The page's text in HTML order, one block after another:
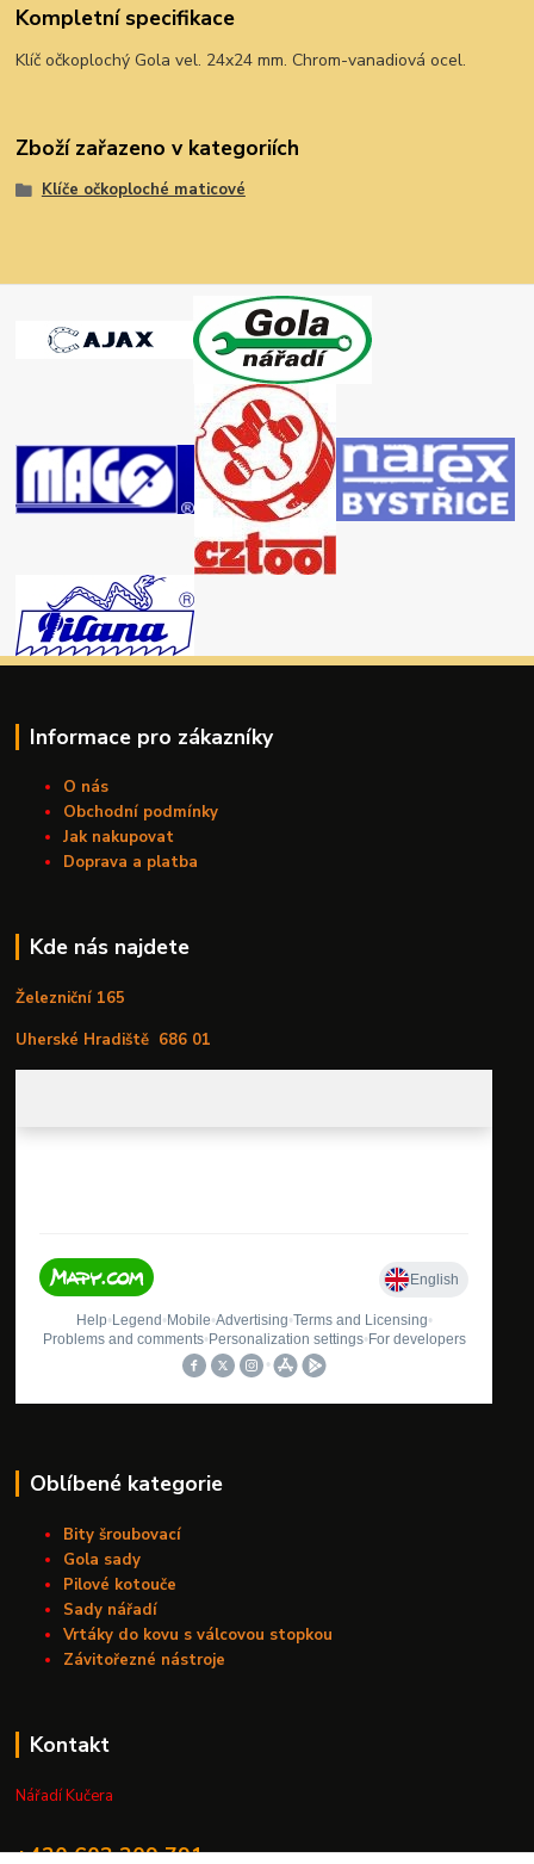
Kompletní specifikace
Klíč očkoplochý Gola vel. 24x24 mm. Chrom-vanadiová ocel.
Zboží zařazeno v kategoriích
Klíče očkoploché maticové
Informace pro zákazníky
O nás
Obchodní podmínky
Jak nakupovat
Doprava a platba
Kde nás najdete
Železniční 165
Uherské Hradiště 686 01
Oblíbené kategorie
Bity šroubovací
Gola sady
Pilové kotouče
Sady nářadí
Vrtáky do kovu s válcovou stopkou
Závitořezné nástroje
Kontakt
Nářadí Kučera
+420 603 209 791